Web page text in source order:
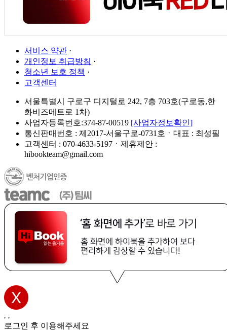
서비스 약관 ·
개인정보 취급방침 ·
청소년 보호 정책 ·
고객센터
서울특별시 구로구 디지털로 242, 7층 703호(구로동,한
화비즈메트로 1차)
사업자등록번호:374-87-00519 [사업자정보확인]
통신판매번호 : 제2017-서울구로-0731호ㆍ대표 : 최성필
고객센터 : 070-4633-5197ㆍ제휴제안 :
hibookteam@gmail.com
로그인 후 이용해주세요